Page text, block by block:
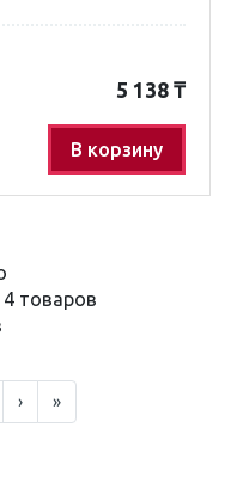
5 138 ₸
В корзину
товаров
› »